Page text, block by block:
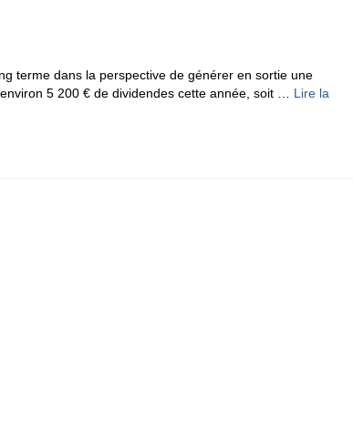
terme dans la perspective de générer en sortie une
5 200 € de dividendes cette année, soit … Lire la